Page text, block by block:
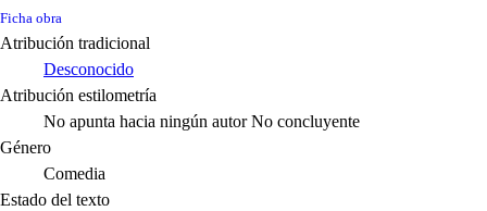
Ficha obra
Atribución tradicional
Desconocido
Atribución estilometría
No apunta hacia ningún autor No concluyente
Género
Comedia
Estado del texto